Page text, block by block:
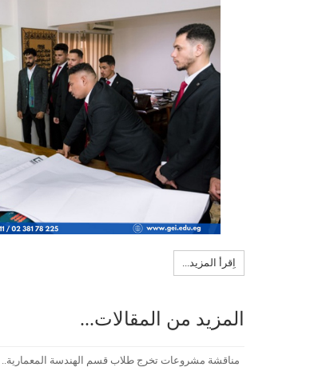
اِقرأ المزيد...
المزيد من المقالات...
مناقشة مشروعات تخرج طلاب قسم الهندسة المعمارية..